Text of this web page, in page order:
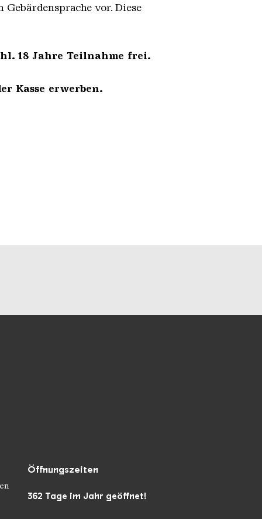
vor. Diese
18 Jahre Teilnahme frei.
Kasse erwerben.
Öffnungszeiten
362 Tage im Jahr geöffnet!